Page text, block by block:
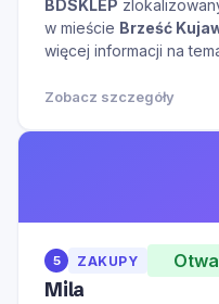
BDSKLEP
w mieście Brześć
więcej informacji na
Zobacz szczegóły
5 ZAKUPY
Mila